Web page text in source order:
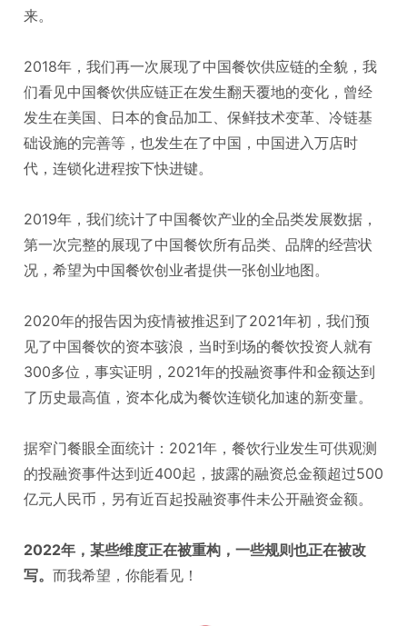
来。
2018年，我们再一次展现了中国餐饮供应链的全貌， 我
们看见中国餐饮供应链正在发生翻天覆地的变化，曾经
发生在美国、日本的食品加工、保鲜技术变革、冷链基
础设施的完善等，也发生在了中国，中国进入万店时
代，连锁化进程按下快进键。
2019年，我们统计了中国餐饮产业的全品类发展数据，
第一次完整的展现了中国餐饮所有品类、品牌的经营状
况，希望为中国餐饮创业者提供一张创业地图。
2020年的报告因为疫情被推迟到了2021年初，我们预
见了中国餐饮的资本骇浪 ，当时到场的餐饮投资人就有
300多位，事实证明，2021年的投融资事件和金额达到
了历史最高值，资本化成为餐饮连锁化加速的新变量。
据窄门餐眼全面统计：2021年，餐饮行业发生可供观测
的投融资事件达到近400起，披露的融资总金额超过500
亿元人民币，另有近百起投融资事件未公开融资金额。
2022年，某些维度正在被重构，一些规则也正在被改
写。 而我希望，你能看见！